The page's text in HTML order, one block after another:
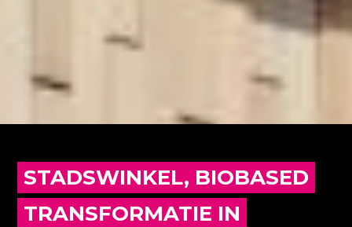
STADSWINKEL, BIOBASED
TRANSFORMATIE IN